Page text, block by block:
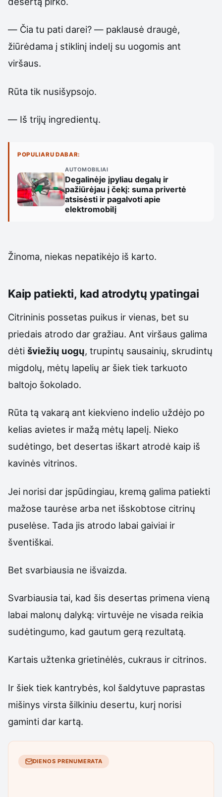
— Čia tu pati darei? — paklausė draugė,
žiūrėdama į stiklinį indelį su uogomis ant
viršaus.
Rūta tik nusišypsojo.
— Iš trijų ingredientų.
POPULIARU DABAR:
AUTOMOBILIAI
Degalinėje įpyliau degalų ir
pažiūrėjau į čekį: suma privertė
atsisėsti ir pagalvoti apie
elektromobilį
Žinoma, niekas nepatikėjo iš karto.
Kaip patiekti, kad atrodytų ypatingai
Citrininis possetas puikus ir vienas, bet su
priedais atrodo dar gražiau. Ant viršaus galima
dėti šviežių uogų, trupintų sausainių, skrudintų
migdolų, mėtų lapelių ar šiek tiek tarkuoto
baltojo šokolado.
Rūta tą vakarą ant kiekvieno indelio uždėjo po
kelias avietes ir mažą mėtų lapelį. Nieko
sudėtingo, bet desertas iškart atrodė kaip iš
kavinės vitrinos.
Jei norisi dar įspūdingiau, kremą galima patiekti
mažose taurėse arba net išskobtose citrinų
puselėse. Tada jis atrodo labai gaiviai ir
šventiškai.
Bet svarbiausia ne išvaizda.
Svarbiausia tai, kad šis desertas primena vieną
labai malonų dalyką: virtuvėje ne visada reikia
sudėtingumo, kad gautum gerą rezultatą.
Kartais užtenka grietinėlės, cukraus ir citrinos.
Ir šiek tiek kantrybės, kol šaldytuve paprastas
mišinys virsta šilkiniu desertu, kurį norisi
gaminti dar kartą.
DIENOS PRENUMERATA